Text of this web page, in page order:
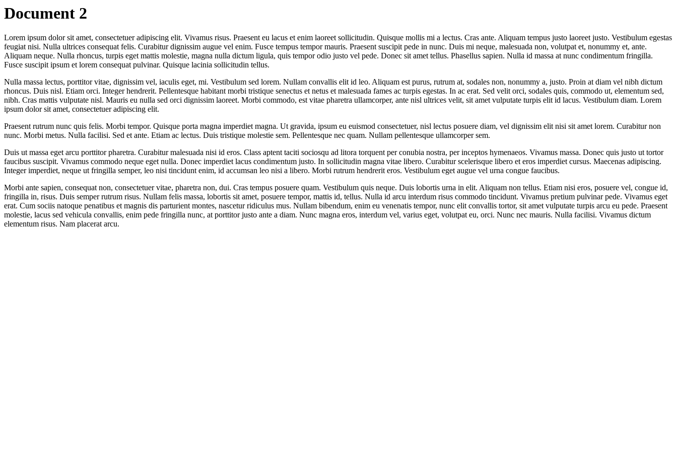
Document 2
Lorem ipsum dolor sit amet, consectetuer adipiscing elit. Vivamus risus. Praesent eu lacus et enim laoreet sollicitudin. Quisque mollis mi a lectus. Cras ante. Aliquam tempus justo laoreet justo. Vestibulum egestas
feugiat nisi. Nulla ultrices consequat felis. Curabitur dignissim augue vel enim. Fusce tempus tempor mauris. Praesent suscipit pede in nunc. Duis mi neque, malesuada non, volutpat et, nonummy et, ante.
Aliquam neque. Nulla rhoncus, turpis eget mattis molestie, magna nulla dictum ligula, quis tempor odio justo vel pede. Donec sit amet tellus. Phasellus sapien. Nulla id massa at nunc condimentum fringilla.
Fusce suscipit ipsum et lorem consequat pulvinar. Quisque lacinia sollicitudin tellus.
Nulla massa lectus, porttitor vitae, dignissim vel, iaculis eget, mi. Vestibulum sed lorem. Nullam convallis elit id leo. Aliquam est purus, rutrum at, sodales non, nonummy a, justo. Proin at diam vel nibh dictum
rhoncus. Duis nisl. Etiam orci. Integer hendrerit. Pellentesque habitant morbi tristique senectus et netus et malesuada fames ac turpis egestas. In ac erat. Sed velit orci, sodales quis, commodo ut, elementum sed,
nibh. Cras mattis vulputate nisl. Mauris eu nulla sed orci dignissim laoreet. Morbi commodo, est vitae pharetra ullamcorper, ante nisl ultrices velit, sit amet vulputate turpis elit id lacus. Vestibulum diam. Lorem
ipsum dolor sit amet, consectetuer adipiscing elit.
Praesent rutrum nunc quis felis. Morbi tempor. Quisque porta magna imperdiet magna. Ut gravida, ipsum eu euismod consectetuer, nisl lectus posuere diam, vel dignissim elit nisi sit amet lorem. Curabitur non
nunc. Morbi metus. Nulla facilisi. Sed et ante. Etiam ac lectus. Duis tristique molestie sem. Pellentesque nec quam. Nullam pellentesque ullamcorper sem.
Duis ut massa eget arcu porttitor pharetra. Curabitur malesuada nisi id eros. Class aptent taciti sociosqu ad litora torquent per conubia nostra, per inceptos hymenaeos. Vivamus massa. Donec quis justo ut tortor
faucibus suscipit. Vivamus commodo neque eget nulla. Donec imperdiet lacus condimentum justo. In sollicitudin magna vitae libero. Curabitur scelerisque libero et eros imperdiet cursus. Maecenas adipiscing.
Integer imperdiet, neque ut fringilla semper, leo nisi tincidunt enim, id accumsan leo nisi a libero. Morbi rutrum hendrerit eros. Vestibulum eget augue vel urna congue faucibus.
Morbi ante sapien, consequat non, consectetuer vitae, pharetra non, dui. Cras tempus posuere quam. Vestibulum quis neque. Duis lobortis urna in elit. Aliquam non tellus. Etiam nisi eros, posuere vel, congue id,
fringilla in, risus. Duis semper rutrum risus. Nullam felis massa, lobortis sit amet, posuere tempor, mattis id, tellus. Nulla id arcu interdum risus commodo tincidunt. Vivamus pretium pulvinar pede. Vivamus eget
erat. Cum sociis natoque penatibus et magnis dis parturient montes, nascetur ridiculus mus. Nullam bibendum, enim eu venenatis tempor, nunc elit convallis tortor, sit amet vulputate turpis arcu eu pede. Praesent
molestie, lacus sed vehicula convallis, enim pede fringilla nunc, at porttitor justo ante a diam. Nunc magna eros, interdum vel, varius eget, volutpat eu, orci. Nunc nec mauris. Nulla facilisi. Vivamus dictum
elementum risus. Nam placerat arcu.